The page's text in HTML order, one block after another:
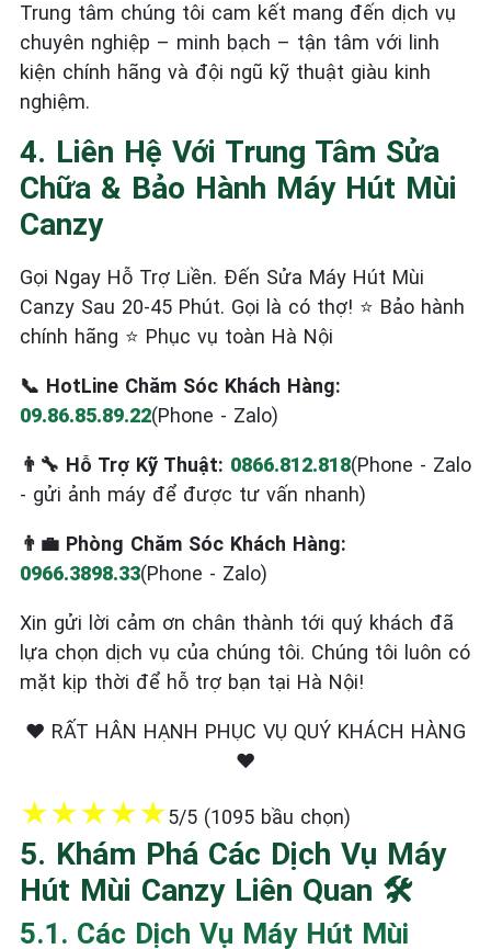
Trung tâm chúng tôi cam kết mang đến dịch vụ
chuyên nghiệp – minh bạch – tận tâm với linh
kiện chính hãng và đội ngũ kỹ thuật giàu kinh
nghiệm.
4. Liên Hệ Với Trung Tâm Sửa
Chữa & Bảo Hành Máy Hút Mùi
Canzy
Gọi Ngay Hỗ Trợ Liền. Đến Sửa Máy Hút Mùi
Canzy Sau 20-45 Phút. Gọi là có thợ! ⭐ Bảo hành
chính hãng ⭐ Phục vụ toàn Hà Nội
📞 HotLine Chăm Sóc Khách Hàng:
09.86.85.89.22(Phone - Zalo)
👨‍🔧 Hỗ Trợ Kỹ Thuật: 0866.812.818(Phone - Zalo
- gửi ảnh máy để được tư vấn nhanh)
👨‍💼 Phòng Chăm Sóc Khách Hàng:
0966.3898.33(Phone - Zalo)
Xin gửi lời cảm ơn chân thành tới quý khách đã
lựa chọn dịch vụ của chúng tôi. Chúng tôi luôn có
mặt kịp thời để hỗ trợ bạn tại Hà Nội!
❤️ RẤT HÂN HẠNH PHỤC VỤ QUÝ KHÁCH HÀNG
❤️
★★★★★5/5 (1095 bầu chọn)
5. Khám Phá Các Dịch Vụ Máy
Hút Mùi Canzy Liên Quan 🛠️
5.1. Các Dịch Vụ Máy Hút Mùi